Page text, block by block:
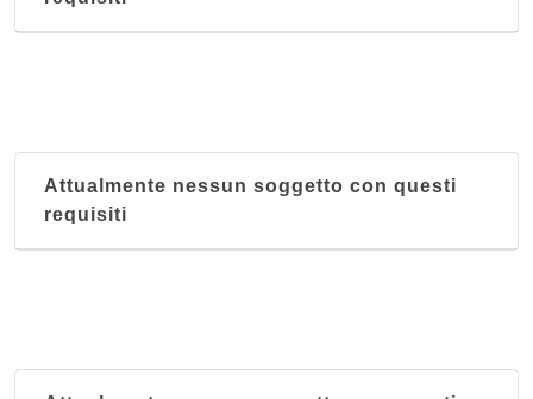
Attualmente nessun soggetto con questi
requisiti